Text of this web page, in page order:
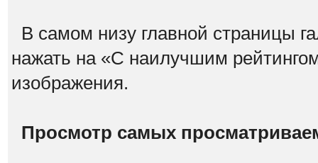
В самом низу главной страницы
нажать на «С наилучшим
изображения.
Просмотр самых